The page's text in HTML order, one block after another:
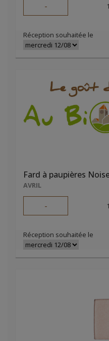
- 1
Réception souhaitée le
Fard à paupières
AVRIL
- 1
Réception souhaitée le